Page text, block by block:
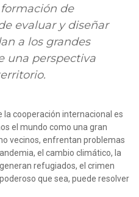
de
evaluar y diseñar
a los grandes
una perspectiva
la cooperación internacional es
el mundo como una gran
vecinos, enfrentan problemas
el cambio climático, la
refugiados, el crimen
que sea, puede resolver